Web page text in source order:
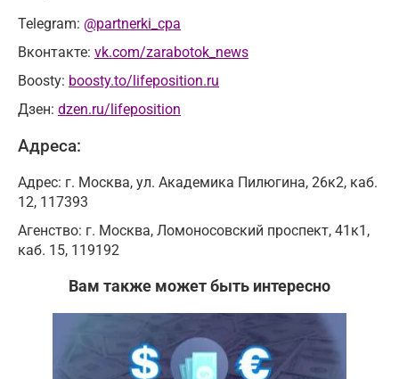
Telegram: @partnerki_cpa
Вконтакте: vk.com/zarabotok_news
Boosty: boosty.to/lifeposition.ru
Дзен: dzen.ru/lifeposition
Адреса:
Адрес: г. Москва, ул. Академика Пилюгина, 26к2, каб.
12, 117393
Агенство: г. Москва, Ломоносовский проспект, 41к1,
каб. 15, 119192
Вам также может быть интересно